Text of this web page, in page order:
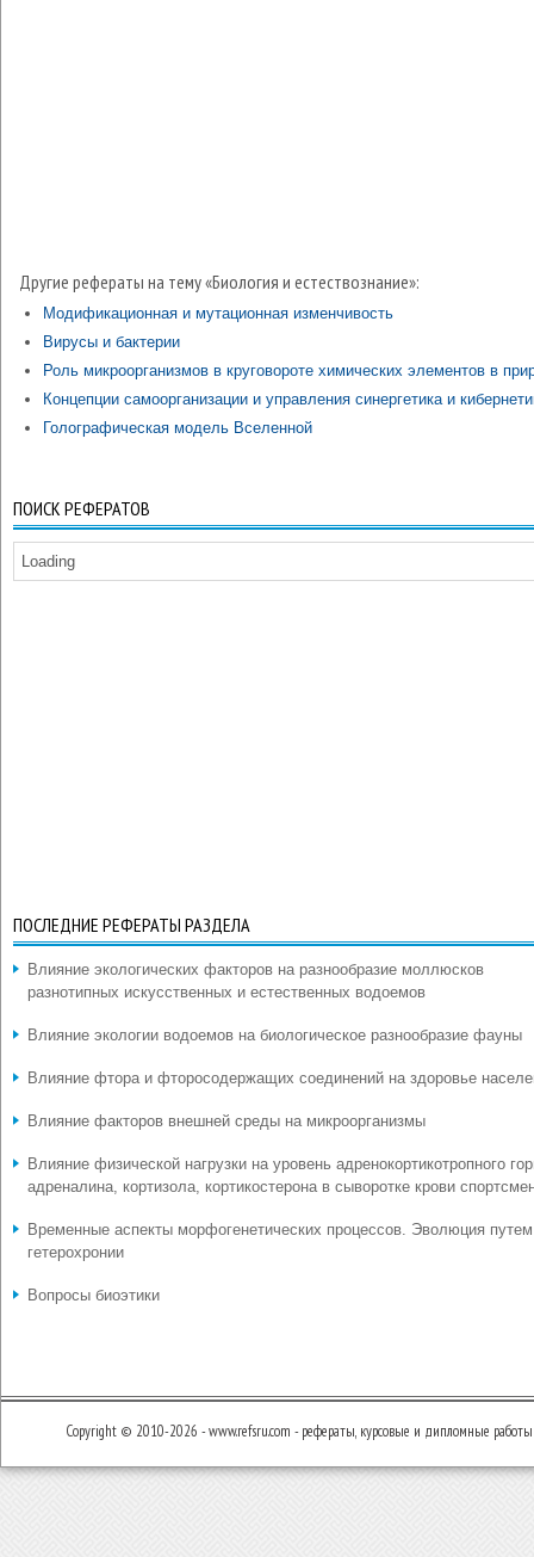
Другие рефераты на тему «Биология и естествознание»:
Модификационная и мутационная изменчивость
Вирусы и бактерии
Роль микроорганизмов в круговороте химических элементов в
Концепции самоорганизации и управления синергетика и
Голографическая модель Вселенной
ПОИСК РЕФЕРАТОВ
Loading
ПОСЛЕДНИЕ РЕФЕРАТЫ РАЗДЕЛА
Влияние экологических факторов на разнообразие моллюсков
разнотипных искусственных и естественных водоемов
Влияние экологии водоемов на биологическое разнообразие фауны
Влияние фтора и фторосодержащих соединений на здоровье
Влияние факторов внешней среды на микроорганизмы
Влияние физической нагрузки на уровень адренокортикотропного
адреналина, кортизола, кортикостерона в сыворотке крови
Временные аспекты морфогенетических процессов. Эволюция путем
гетерохронии
Вопросы биоэтики
Copyright © 2010-2026 - www.refsru.com - рефераты, курсовые и дипломные работы